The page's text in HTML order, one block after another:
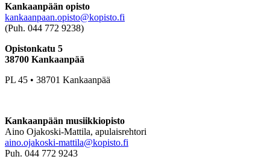
Kankaanpään opisto
kankaanpaan.opisto@kopisto.fi
(Puh. 044 772 9238)
Opistonkatu 5
38700 Kankaanpää
PL 45 • 38701 Kankaanpää
Kankaanpään musiikkiopisto
Aino Ojakoski-Mattila, apulaisrehtori
aino.ojakoski-mattila@kopisto.fi
Puh. 044 772 9243